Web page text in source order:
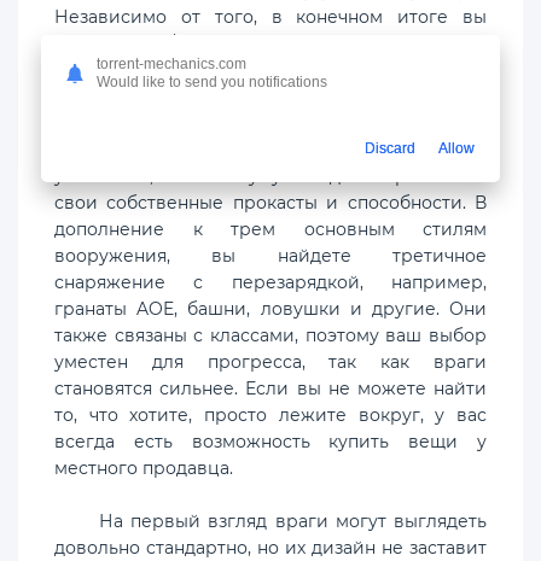
Независимо от того, в конечном итоге вы
атакуете с диапазона с фиолетовым, это
полностью меняет опыт, и я искренне советую
захотите познакомиться с механикой
свои собственные прокасты и способности. В
дополнение к трем основным стилям
вооружения, вы найдете третичное
снаряжение с перезарядкой, например,
гранаты AOE, башни, ловушки и другие. Они
также связаны с классами, поэтому ваш выбор
уместен для прогресса, так как враги
становятся сильнее. Если вы не можете найти
то, что хотите, просто лежите вокруг, у вас
всегда есть возможность купить вещи у
местного продавца.
На первый взгляд враги могут выглядеть
довольно стандартно, но их дизайн не заставит
torrent-mechanics.com
Would like to send you notifications
Discard Allow